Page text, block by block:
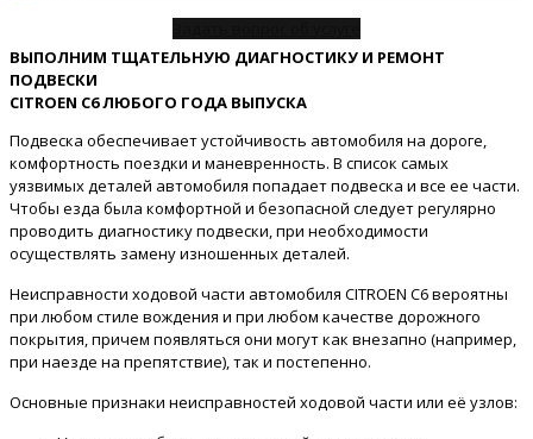
ВЫПОЛНИМ ТЩАТЕЛЬНУЮ ДИАГНОСТИКУ И РЕМОНТ
ПОДВЕСКИ
CITROEN C6 ЛЮБОГО ГОДА ВЫПУСКА
Подвеска обеспечивает устойчивость автомобиля на дороге,
комфортность поездки и маневренность. В список самых
уязвимых деталей автомобиля попадает подвеска и все ее части.
Чтобы езда была комфортной и безопасной следует регулярно
проводить диагностику подвески, при необходимости
осуществлять замену изношенных деталей.
Неисправности ходовой части автомобиля CITROEN C6 вероятны
при любом стиле вождения и при любом качестве дорожного
покрытия, причем появляться они могут как внезапно (например,
при наезде на препятствие), так и постепенно.
Основные признаки неисправностей ходовой части или её узлов: